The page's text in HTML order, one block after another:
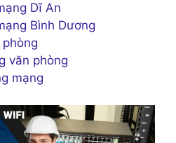
Dĩ An
Bình Dương
văn phòng
mạng